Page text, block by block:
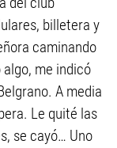
billetera y
caminando
me indicó
A media
Le quité las
se cayó… Uno